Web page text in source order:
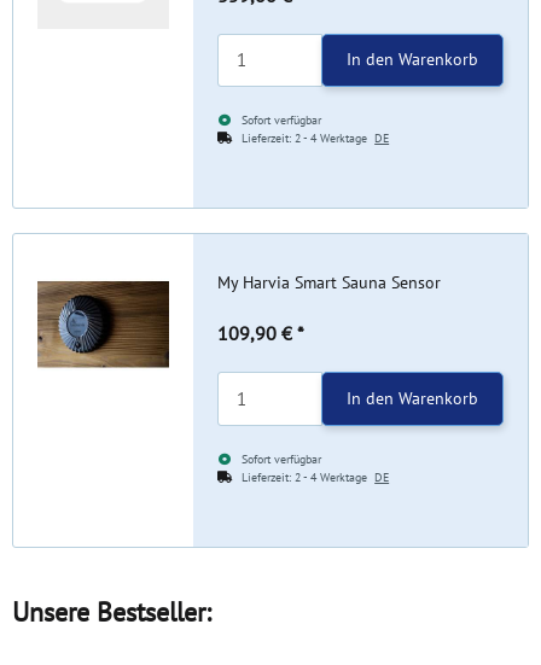
In den Warenkorb
Sofort verfügbar
Lieferzeit:2 - 4 WerktageDE
My Harvia Smart Sauna Sensor
109,90 € *
In den Warenkorb
Sofort verfügbar
Lieferzeit: 2 - 4 WerktageDE
Unsere Bestseller: